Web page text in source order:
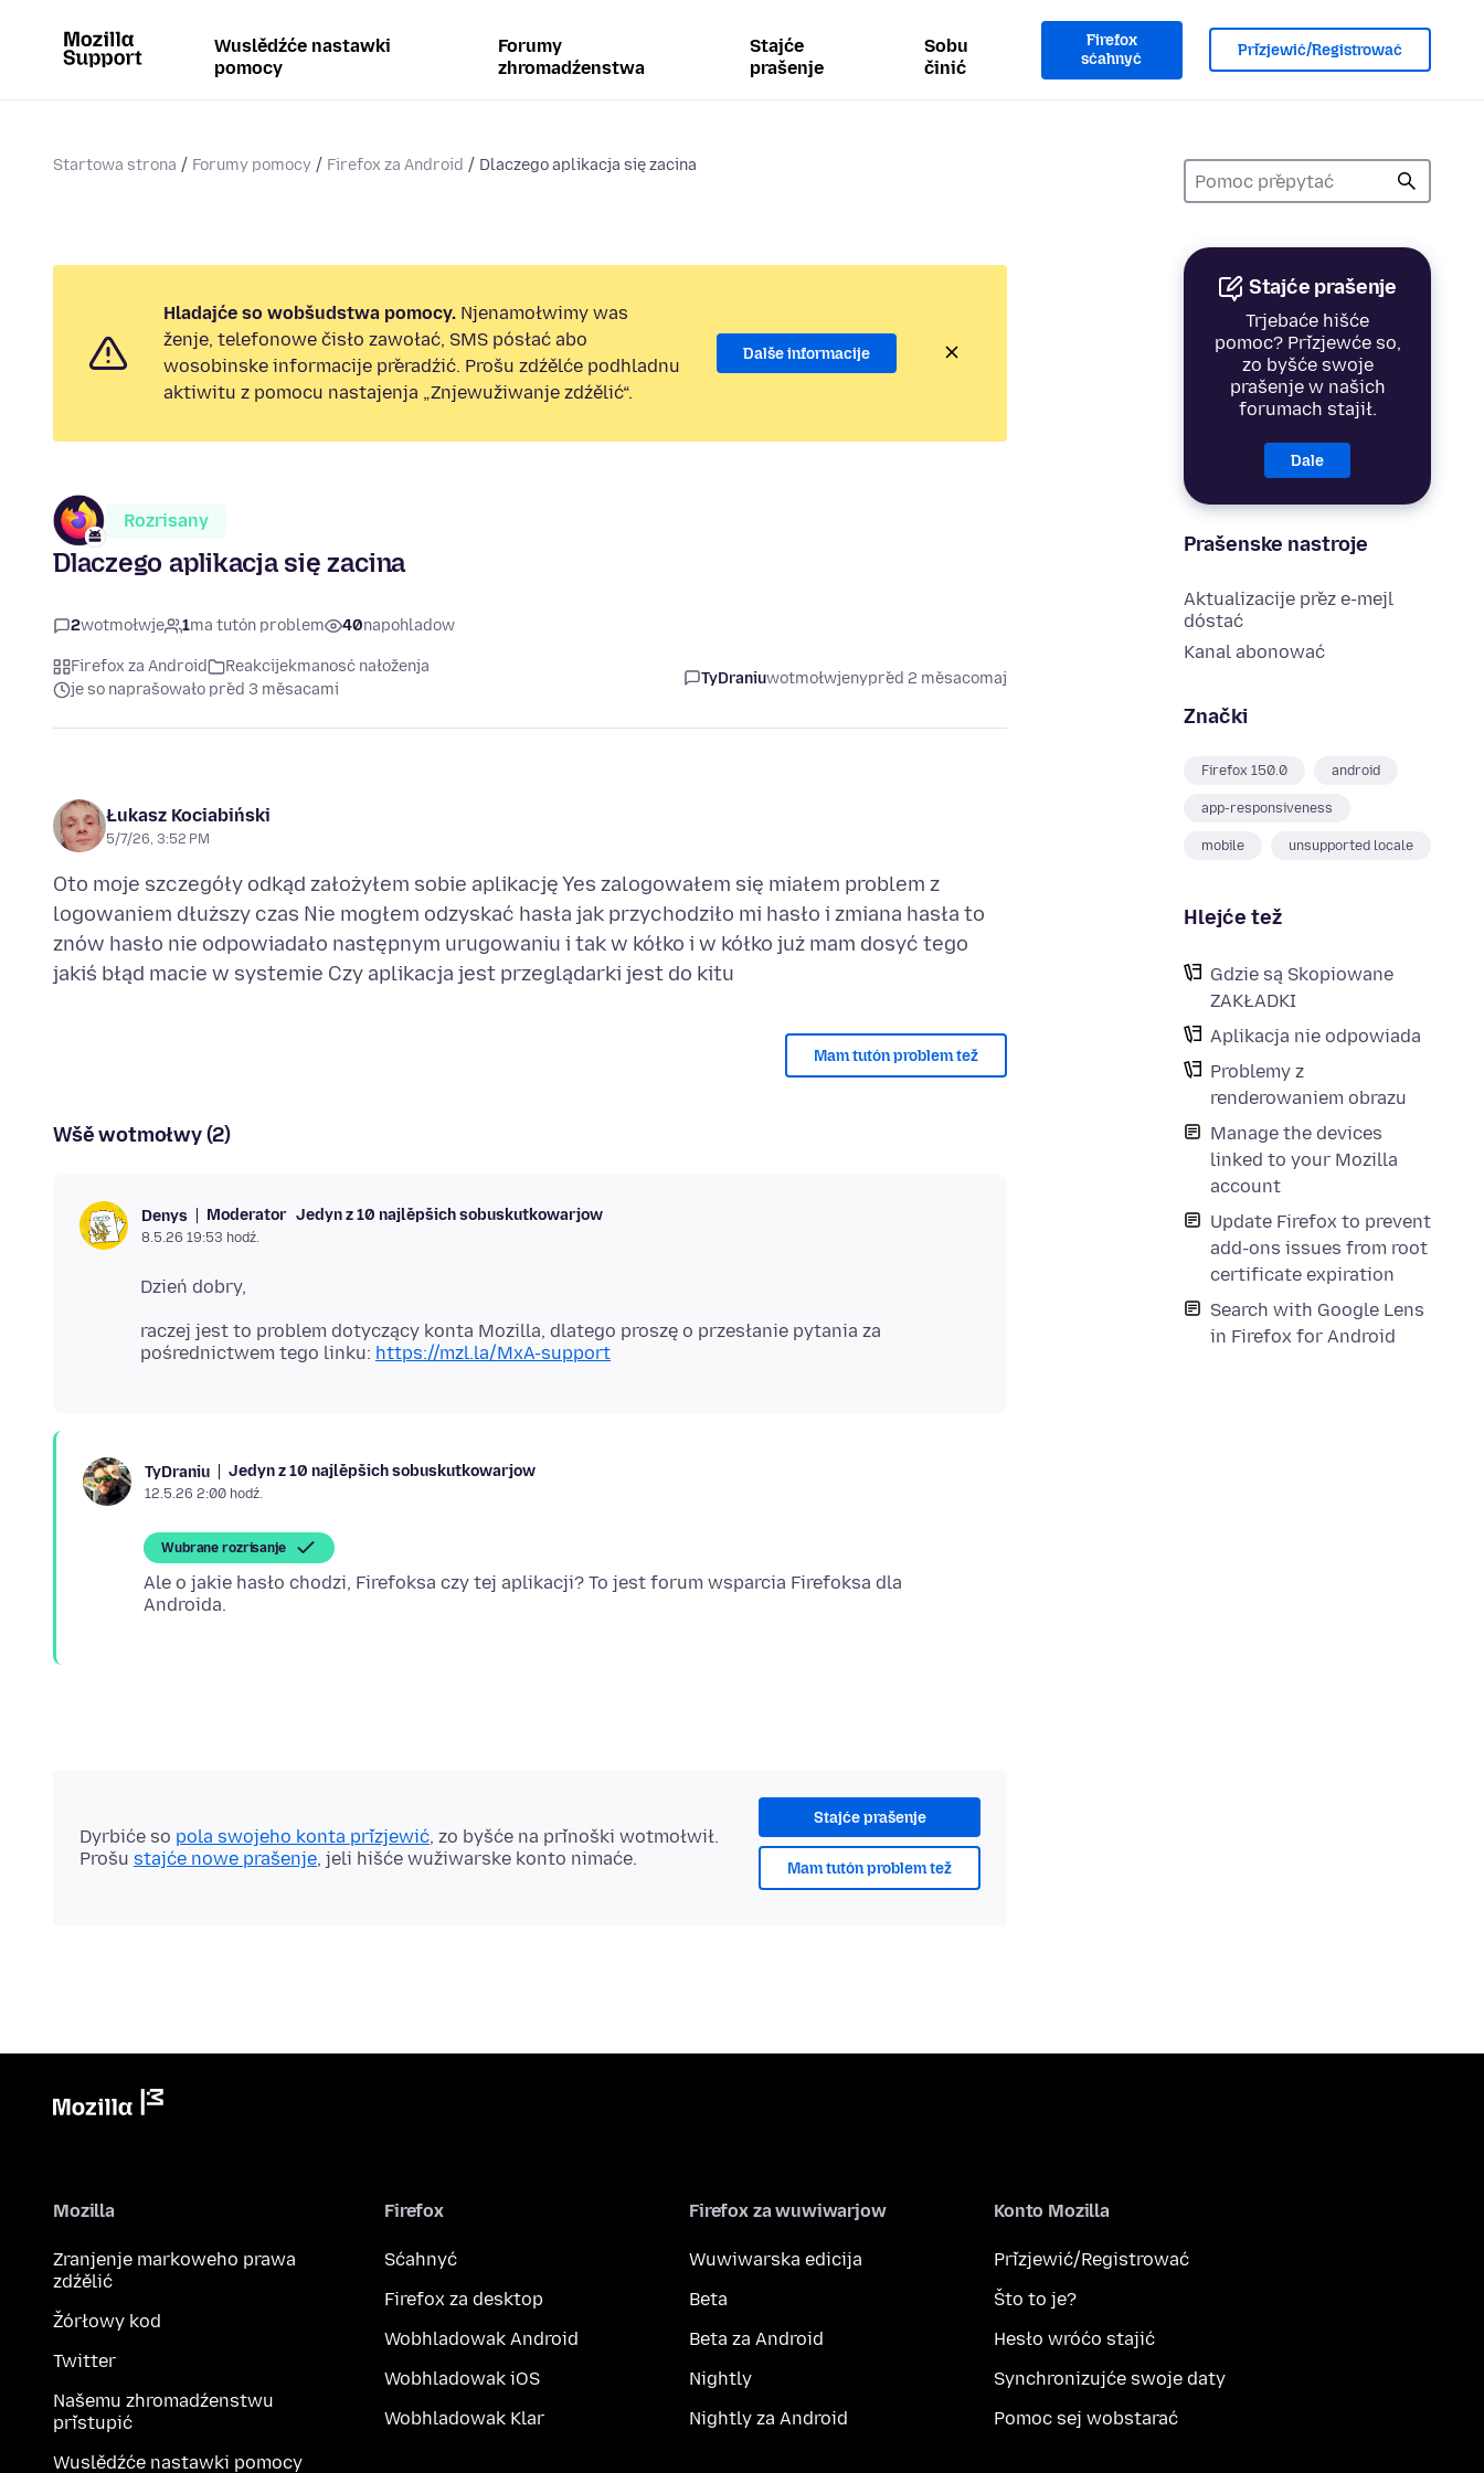
Wuslědźće nastawki
pomocy
Forumy
zhromadźenstwa
Stajće
prašenje
Sobu
činić
Firefox
sćahnyć
Přizjewić/Registrować
Startowa strona Forumy pomocy Firefox za Android Dlaczego aplikacja się zacina
Stajće prašenje
Trjebaće hišće
pomoc? Přizjewće so,
zo byšće swoje
prašenje w našich
forumach stajił.
Dale
Prašenske nastroje
Aktualizacije přez e-mejl
dóstać
Kanal abonować
Znački
Firefox 150.0 android
app-responsiveness
mobile unsupported locale
Hlejće tež
Gdzie są Skopiowane
ZAKŁADKI
Aplikacja nie odpowiada
Problemy z
renderowaniem obrazu
Manage the devices
linked to your Mozilla
account
Update Firefox to prevent
add-ons issues from root
certificate expiration
Search with Google Lens
in Firefox for Android
Hladajće so wobšudstwa pomocy. Njenamołwimy was
ženje, telefonowe čisło zawołać, SMS pósłać abo
wosobinske informacije přeradźić. Prošu zdźělće podhladnu
aktiwitu z pomocu nastajenja „Znjewužiwanje zdźělić“.
Dalše informacije
Rozrisany
Dlaczego aplikacja się zacina
2wotmołwje 1ma tutón problem 40napohladow
Firefox za Android
Reakcijekmanosć nałoženja
je so naprašowało před 3 měsacami
TyDraniuwotmołwjenypřed 2 měsacomaj
Łukasz Kociabiński
5/7/26, 3:52 PM
Oto moje szczegóły odkąd założyłem sobie aplikację Yes zalogowałem się miałem problem z
logowaniem dłuższy czas Nie mogłem odzyskać hasła jak przychodziło mi hasło i zmiana hasła to
znów hasło nie odpowiadało następnym urugowaniu i tak w kółko i w kółko już mam dosyć tego
Mam tutón problem tež
Wšě wotmołwy (2)
Denys Moderator Jedyn z 10 najlěpšich sobuskutkowarjow
8.5.26 19:53 hodź.
raczej jest to problem dotyczący konta Mozilla, dlatego proszę o przesłanie pytania za
pośrednictwem tego linku: https://mzl.la/MxA-support
TyDraniu Jedyn z 10 najlěpšich sobuskutkowarjow
12.5.26 2:00 hodź.
Wubrane rozrisanje
Ale o jakie hasło chodzi, Firefoksa czy tej aplikacji? To jest forum wsparcia Firefoksa dla
Stajće prašenje
Mam tutón problem tež
Dyrbiće so pola swojeho konta přizjewić, zo byšće na přinoški wotmołwił.
Prošu stajće nowe prašenje, jeli hišće wužiwarske konto nimaće.
Mozilla
Zranjenje markoweho prawa
zdźělić
Žórłowy kod
Twitter
Našemu zhromadźenstwu
přistupić
Wuslědźće nastawki pomocy
Firefox
Sćahnyć
Firefox za desktop
Wobhladowak Android
Wobhladowak iOS
Wobhladowak Klar
Firefox za wuwiwarjow
Wuwiwarska edicija
Beta
Beta za Android
Nightly
Nightly za Android
Konto Mozilla
Přizjewić/Registrować
Što to je?
Hesło wróćo stajić
Synchronizujće swoje daty
Pomoc sej wobstarać